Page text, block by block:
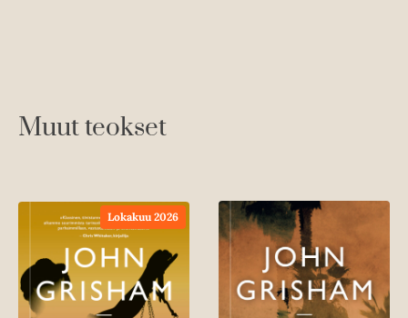
Muut teokset
Lokakuu 2026